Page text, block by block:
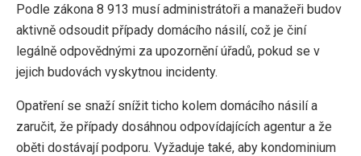
Podle zákona 8 913 musí administrátoři a manažeři budov
aktivně odsoudit případy domácího násilí, což je činí
legálně odpovědnými za upozornění úřadů, pokud se v
jejich budovách vyskytnou incidenty.
Opatření se snaží snížit ticho kolem domácího násilí a
zaručit, že případy dosáhnou odpovídajících agentur a že
oběti dostávají podporu. Vyžaduje také, aby kondominium